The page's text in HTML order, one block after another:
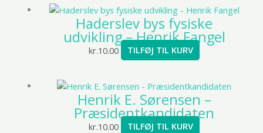
Haderslev bys fysiske
udvikling – Henrik Fangel
kr.10.00 TILFØJ TIL KURV
Henrik E. Sørensen –
Præsidentkandidaten
kr.10.00 TILFØJ TIL KURV